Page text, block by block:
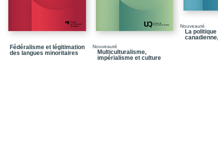
(1998-2008) : Benoît
Chapitre 5 | Le
Fédéralisme et légitimation
des langues minoritaires
Nouveauté
Multiculturalisme,
impérialisme et culture
Nouveauté
La